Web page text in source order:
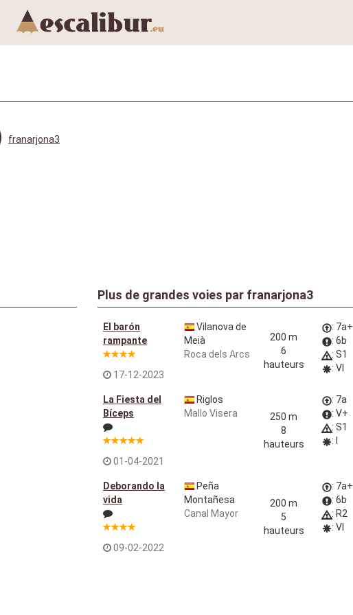
franarjona3
Plus de grandes voies par franarjona3
El barón
rampante
17-12-2023
Vilanova de
Meià
Roca dels Arcs
200 m
6
hauteurs
: 7a+
: 6b
: S1
: VI
La Fiesta del
Bíceps
01-04-2021
Riglos
Mallo Visera
250 m
8
hauteurs
: 7a
: V+
: S1
: I
Deborando la
vida
09-02-2022
Peña
Montañesa
Canal Mayor
200 m
5
hauteurs
: 7a+
: 6b
: R2
: VI